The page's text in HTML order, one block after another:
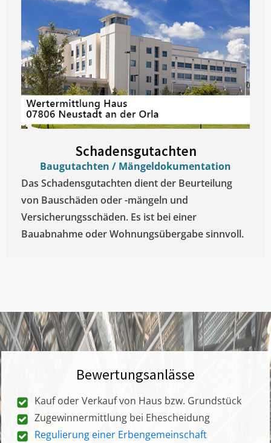
Schadensgutachten
Baugutachten / Mängeldokumentation
Das Schadensgutachten dient der Beurteilung
von Bauschäden oder -mängeln und
Versicherungsschäden. Es ist bei einer
Bauabnahme oder Wohnungsübergabe sinnvoll.
Bewertungsanlässe
Kauf oder Verkauf von Haus bzw. Grundstück
Zugewinnermittlung bei Ehescheidung
Regulierung einer Erbengemeinschaft